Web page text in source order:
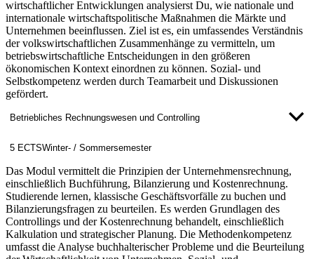
wirtschaftlicher Entwicklungen analysierst Du, wie nationale und
internationale wirtschaftspolitische Maßnahmen die Märkte und
Unternehmen beeinflussen. Ziel ist es, ein umfassendes Verständnis
der volkswirtschaftlichen Zusammenhänge zu vermitteln, um
betriebswirtschaftliche Entscheidungen in den größeren
ökonomischen Kontext einordnen zu können. Sozial- und
Selbstkompetenz werden durch Teamarbeit und Diskussionen
gefördert.
Betriebliches Rechnungswesen und Controlling
5 ECTSWinter- / Sommersemester
Das Modul vermittelt die Prinzipien der Unternehmensrechnung,
einschließlich Buchführung, Bilanzierung und Kostenrechnung.
Studierende lernen, klassische Geschäftsvorfälle zu buchen und
Bilanzierungsfragen zu beurteilen. Es werden Grundlagen des
Controllings und der Kostenrechnung behandelt, einschließlich
Kalkulation und strategischer Planung. Die Methodenkompetenz
umfasst die Analyse buchhalterischer Probleme und die Beurteilung